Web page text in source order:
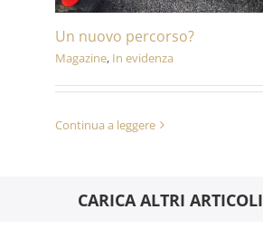
Un nuovo percorso?
Magazine, In evidenza
Continua a leggere
CARICA ALTRI ARTICOLI